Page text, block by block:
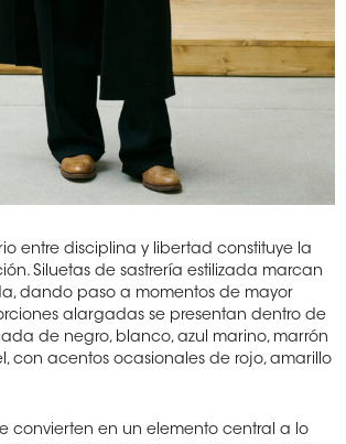
entre disciplina y libertad constituye la
Siluetas de sastrería estilizada marcan
dando paso a momentos de mayor
alargadas se presentan dentro de
de negro, blanco, azul marino, marrón
con acentos ocasionales de rojo, amarillo
convierten en un elemento central a lo